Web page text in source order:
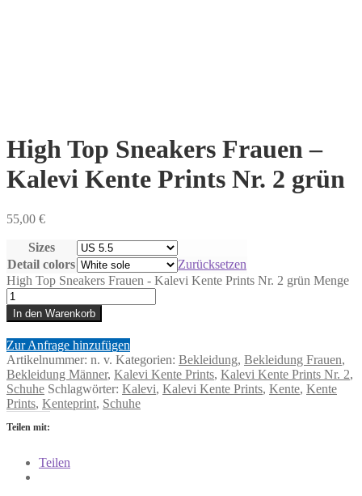
High Top Sneakers Frauen –
Kalevi Kente Prints Nr. 2 grün
55,00 €
Sizes
Detail colors
Zurücksetzen
High Top Sneakers Frauen - Kalevi Kente Prints Nr. 2 grün Menge
In den Warenkorb
Zur Anfrage hinzufügen
Artikelnummer: n. v. Kategorien: Bekleidung, Bekleidung Frauen,
Bekleidung Männer, Kalevi Kente Prints, Kalevi Kente Prints Nr. 2,
Schuhe Schlagwörter: Kalevi, Kalevi Kente Prints, Kente, Kente
Prints, Kenteprint, Schuhe
Teilen mit:
Teilen